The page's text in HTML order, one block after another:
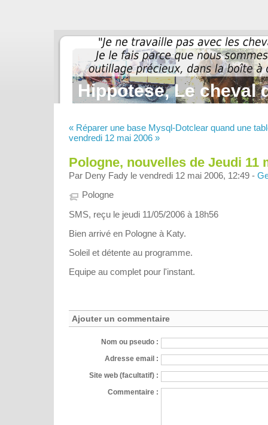
Hippotese, Le cheval
« Réparer une base Mysql-Dotclear quand une
vendredi 12 mai 2006 »
Pologne, nouvelles de Jeudi 11
Par Deny Fady le vendredi 12 mai 2006, 12:49 -
Pologne
SMS, reçu le jeudi 11/05/2006 à 18h56
Bien arrivé en Pologne à Katy.
Soleil et détente au programme.
Equipe au complet pour l'instant.
Ajouter un commentaire
Nom ou pseudo :
Adresse email :
Site web (facultatif) :
Commentaire :